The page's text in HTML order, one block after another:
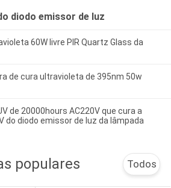
diodo emissor de luz
60W livre PIR Quartz Glass da
de cura ultravioleta de 395nm 50w
de 20000hours AC220V que cura a
do diodo emissor de luz da lâmpada
populares Todos